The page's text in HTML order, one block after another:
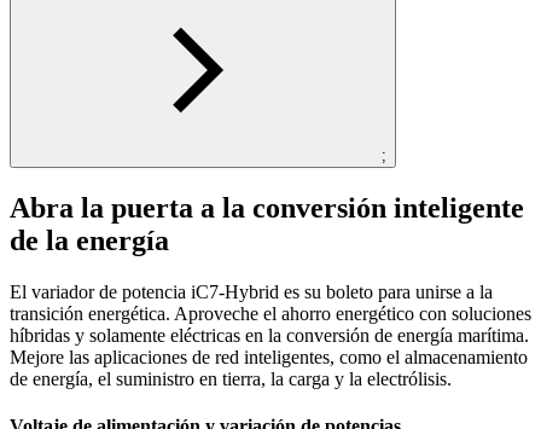
;
Abra la puerta a la conversión inteligente
de la energía
El variador de potencia iC7-Hybrid es su boleto para unirse a la
transición energética. Aproveche el ahorro energético con soluciones
híbridas y solamente eléctricas en la conversión de energía marítima.
Mejore las aplicaciones de red inteligentes, como el almacenamiento
de energía, el suministro en tierra, la carga y la electrólisis.